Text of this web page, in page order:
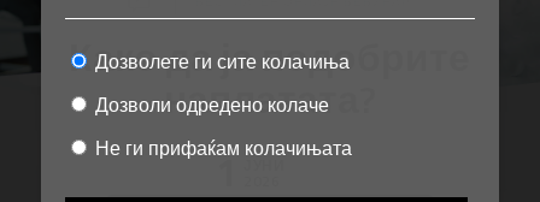
Како да ја подобрите
наплатата?
1
Дозволете ги сите колачиња
Дозволи одредено колаче
Не ги прифаќам колачињата